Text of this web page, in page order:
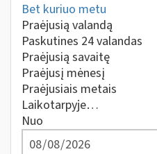
Bet kuriuo metu
Praėjusią valandą
Paskutines 24 valandas
Praėjusią savaitę
Praėjusį mėnesį
Praėjusiais metais
Laikotarpyje…
Nuo